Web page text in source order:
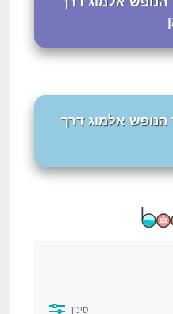
אלמוג דרך